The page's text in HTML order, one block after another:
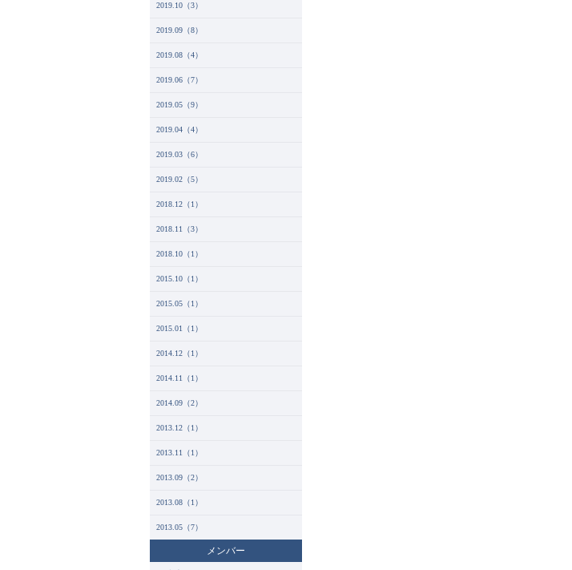
2019.10（3）
2019.09（8）
2019.08（4）
2019.06（7）
2019.05（9）
2019.04（4）
2019.03（6）
2019.02（5）
2018.12（1）
2018.11（3）
2018.10（1）
2015.10（1）
2015.05（1）
2015.01（1）
2014.12（1）
2014.11（1）
2014.09（2）
2013.12（1）
2013.11（1）
2013.09（2）
2013.08（1）
2013.05（7）
メンバー